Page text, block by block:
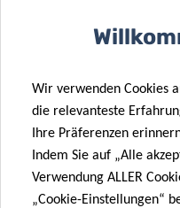
INDIA
PINKER
Postdoctoral
Wir verwenden Cookies
die relevanteste
Ihre Präferenzen
Indem Sie auf „Alle
Verwendung ALLER
„Cookie-Einstellungen“